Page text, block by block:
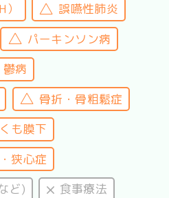
誤嚥性肺炎
パーキンソン病
鬱病
骨折・骨粗鬆症
も膜下
狭心症
ど)
食事療法